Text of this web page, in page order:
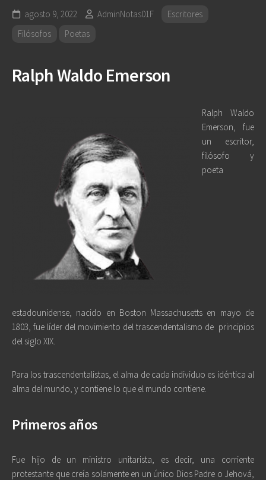
agosto 9, 2022 AdminNotas01F
Escritores
Filósofos
Poetas
Ralph Waldo Emerson
Ralph Waldo
Emerson, fue
un escritor,
filósofo y
poeta
estadounidense, nacido en Boston Massachusetts en mayo de
1803, fue líder del movimiento del trascendentalismo de principios
del siglo XIX.
Para los trascendentalistas, el alma de cada individuo es idéntica al
alma del mundo, y contiene lo que el mundo contiene.
Primeros años
Fue hijo de un ministro unitarista, es decir, una corriente
protestante que creía solamente en un único Dios Padre o Jehová,